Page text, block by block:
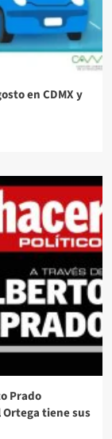
en CDMX y
Prado
tiene sus